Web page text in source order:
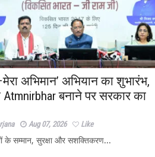
अभिमान’ अभियान का शुभारंभ,
Atmnirbhar बनाने पर सरकार का
Aug 07, 2026 Like
के सम्मान, सुरक्षा और सशक्तिकरण...